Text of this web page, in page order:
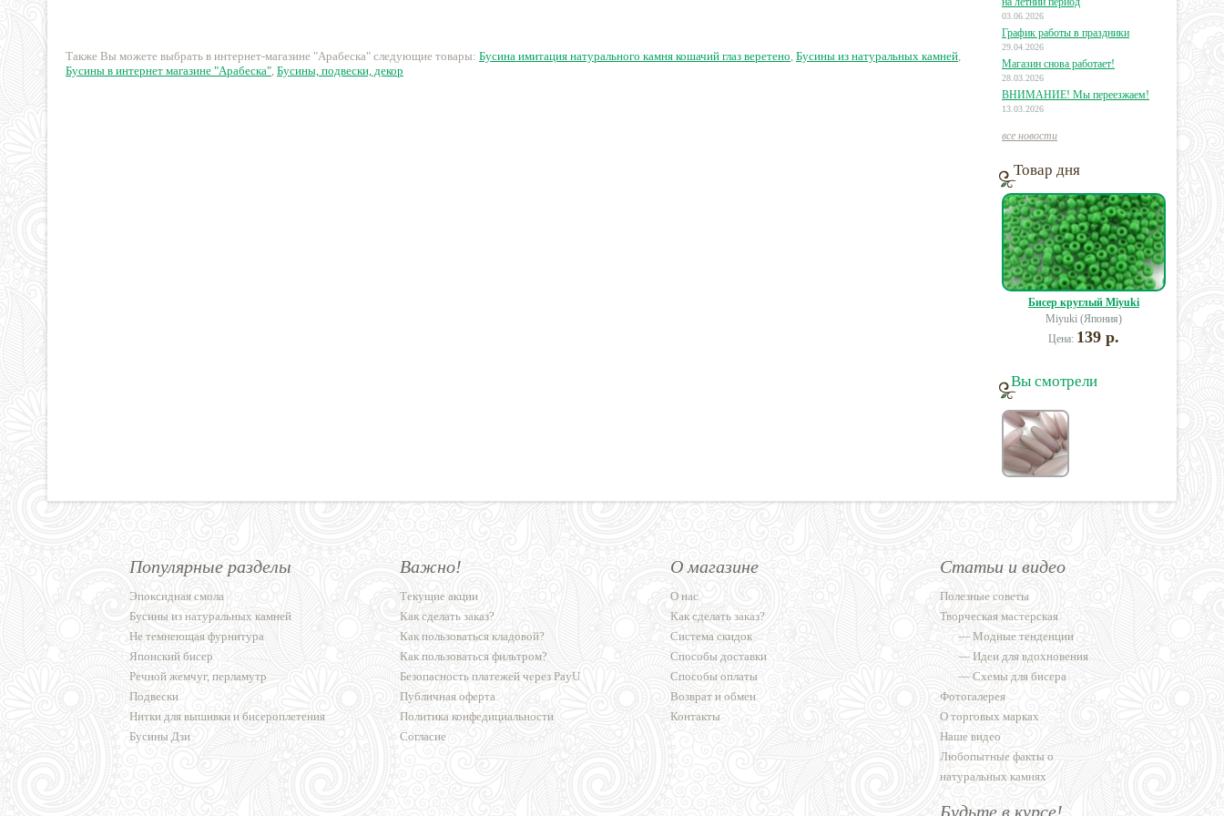
11 руб. 11 руб.
Также Вы можете выбрать в интернет-магазине "Арабеска" следующие товары: Бусина имитация натурального камня кошачий глаз веретено, Бусины из натуральных камней,
Бусины в интернет магазине "Арабеска", Бусины, подвески, декор
03.06.2026
График работы в праздники
29.04.2026
Магазин снова работает!
28.03.2026
ВНИМАНИЕ! Мы переезжаем!
13.03.2026
все новости
Товар дня
Бисер круглый Miyuki
Miyuki (Япония)
Цена: 139 р.
Вы смотрели
Популярные разделы
Эпоксидная смола
Бусины из натуральных камней
Не темнеющая фурнитура
Японский бисер
Речной жемчуг, перламутр
Подвески
Нитки для вышивки и бисероплетения
Бусины Дзи
Важно!
Текущие акции
Как сделать заказ?
Как пользоваться кладовой?
Как пользоваться фильтром?
Безопасность платежей через PayU
Публичная оферта
Политика конфедициальности
Согласие
О магазине
О нас
Как сделать заказ?
Система скидок
Способы доставки
Способы оплаты
Возврат и обмен
Контакты
Статьи и видео
Полезные советы
Творческая мастерская
—Модные тенденции
—Идеи для вдохновения
—Схемы для бисера
Фотогалерея
О торговых марках
Наше видео
Любопытные факты о
натуральных камнях
Будьте в курсе!